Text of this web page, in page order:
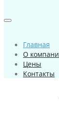
Главная
О
Цены
Контакты